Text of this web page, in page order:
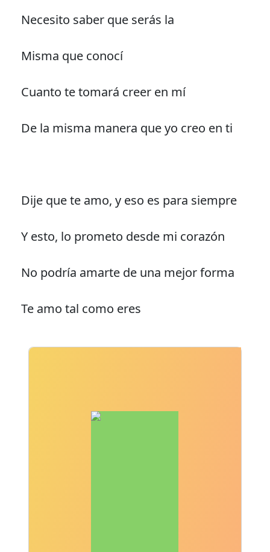
Necesito saber que serás la
Misma que conocí
Cuanto te tomará creer en mí
De la misma manera que yo creo en ti
Dije que te amo, y eso es para siempre
Y esto, lo prometo desde mi corazón
No podría amarte de una mejor forma
Te amo tal como eres